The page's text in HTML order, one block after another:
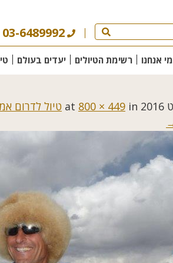
03-6489992
מי אנחנו רשימת הטיולים יעדים בעולם
800 × 449 in
טיול לדרום